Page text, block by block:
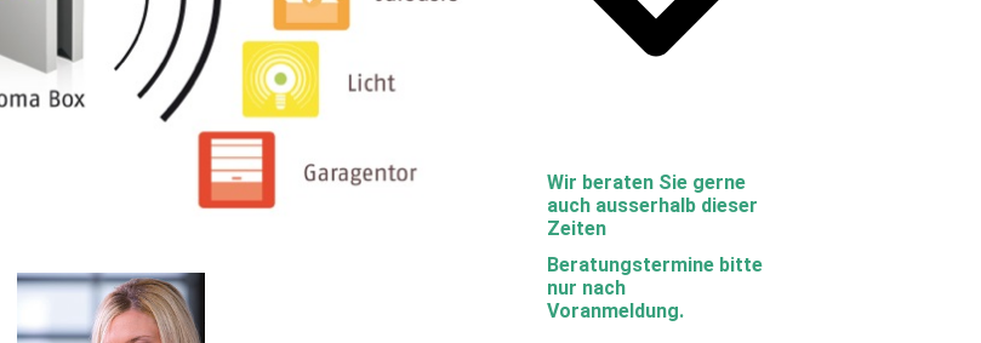
Wir beraten Sie gerne
auch ausserhalb dieser
Zeiten
Beratungstermine bitte
nur nach
Voranmeldung.